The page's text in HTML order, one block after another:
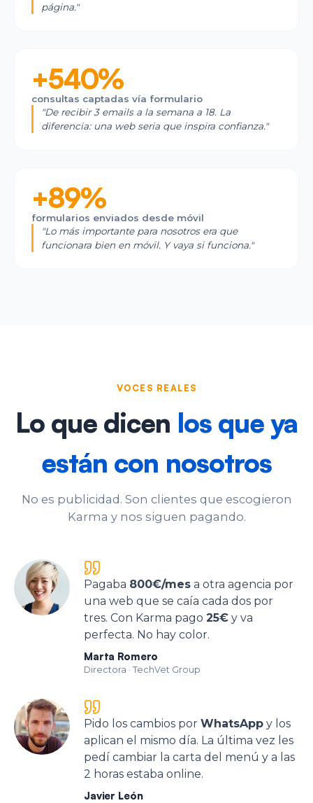
página."
Norte Notarial
+540%
consultas captadas vía formulario
"De recibir 3 emails a la semana a 18. La
diferencia: una web seria que inspira confianza."
Casa del Sabor
+89%
formularios enviados desde móvil
"Lo más importante para nosotros era que
funcionara bien en móvil. Y vaya si funciona."
VOCES REALES
Lo que dicen los que ya
están con nosotros
No es publicidad. Son clientes que escogieron
Karma y nos siguen pagando.
Pagaba 800€/mes a otra agencia por
una web que se caía cada dos por
tres. Con Karma pago 25€ y va
perfecta. No hay color.
Marta Romero
Directora · TechVet Group
Pido los cambios por WhatsApp y los
aplican el mismo día. La última vez les
pedí cambiar la carta del menú y a las
2 horas estaba online.
Javier León